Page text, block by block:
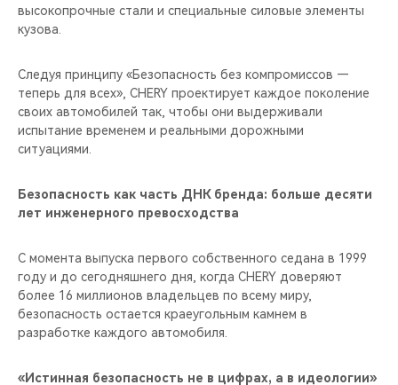
высокопрочные стали и специальные силовые элементы
кузова.
Следуя принципу «Безопасность без компромиссов —
теперь для всех», CHERY проектирует каждое поколение
своих автомобилей так, чтобы они выдерживали
испытание временем и реальными дорожными
ситуациями.
Безопасность как часть ДНК бренда: больше десяти
лет инженерного превосходства
С момента выпуска первого собственного седана в 1999
году и до сегодняшнего дня, когда CHERY доверяют
более 16 миллионов владельцев по всему миру,
безопасность остается краеугольным камнем в
разработке каждого автомобиля.
«Истинная безопасность не в цифрах, а в идеологии»